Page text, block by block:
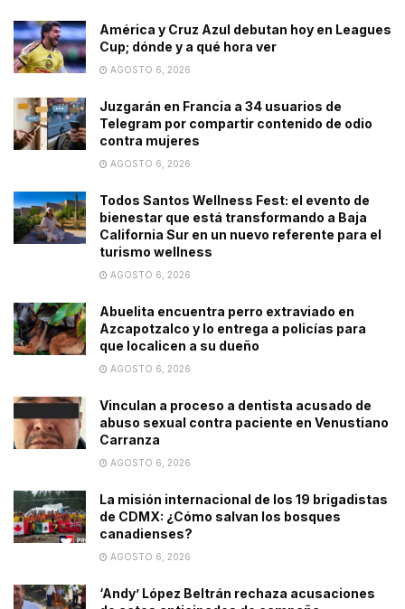
América y Cruz Azul debutan hoy en Leagues
Cup; dónde y a qué hora ver
AGOSTO 6, 2026
Juzgarán en Francia a 34 usuarios de
Telegram por compartir contenido de odio
contra mujeres
AGOSTO 6, 2026
Todos Santos Wellness Fest: el evento de
bienestar que está transformando a Baja
California Sur en un nuevo referente para el
turismo wellness
AGOSTO 6, 2026
Abuelita encuentra perro extraviado en
Azcapotzalco y lo entrega a policías para
que localicen a su dueño
AGOSTO 6, 2026
Vinculan a proceso a dentista acusado de
abuso sexual contra paciente en Venustiano
Carranza
AGOSTO 6, 2026
La misión internacional de los 19 brigadistas
de CDMX: ¿Cómo salvan los bosques
canadienses?
AGOSTO 6, 2026
‘Andy’ López Beltrán rechaza acusaciones